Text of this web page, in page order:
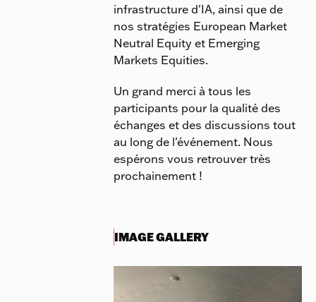
infrastructure d'IA, ainsi que de
nos stratégies European Market
Neutral Equity et Emerging
Markets Equities.
Un grand merci à tous les
participants pour la qualité des
échanges et des discussions tout
au long de l'événement. Nous
espérons vous retrouver très
prochainement !
IMAGE GALLERY